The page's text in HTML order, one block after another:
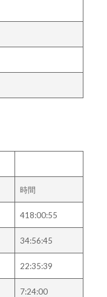
時間
418:00:55
34:56:45
22:35:39
7:24:00